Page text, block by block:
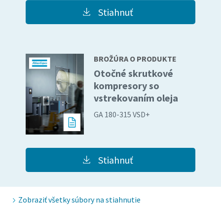
Zistite, ako môžete vytvoriť efektívnejší proces
pneumatickej prepravy.
Stiahnuť
BROŽÚRA O PRODUKTE
Otočné skrutkové
kompresory so
vstrekovaním oleja
GA 180-315 VSD+
Stiahnuť
Zobraziť všetky súbory na stiahnutie